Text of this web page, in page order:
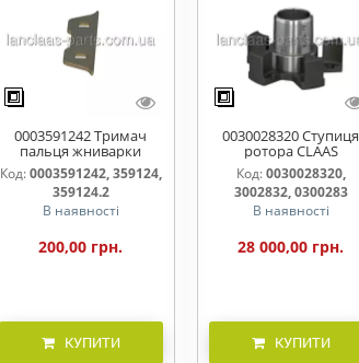
0003591242 Тримач
пальця жниварки
Код:0003591242, 359124,
359124.2
В наявності
200,00 грн.
КУПИТИ
0030028320 Ступиця
ротора CLAAS
Код: 0030028320,
3002832, 0300283
В наявності
28 000,00 грн.
КУПИТИ